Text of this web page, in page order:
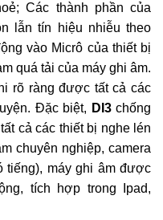
Các thành phần của
lẫn tín hiệu nhiễu theo
vào Micrô của thiết bị
quá tải của máy ghi âm.
rõ ràng được tất cả các
Đặc biệt, DI3chống
cả các thiết bị nghe lén
chuyên nghiệp, camera
tiếng), máy ghi âm được
tích hợp trong Ipad,